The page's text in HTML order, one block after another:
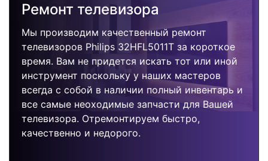
Ремонт телевизора
Мы производим качественный ремонт
телевизоров Philips 32HFL5011T за короткое
время. Вам не придется искать тот или иной
инструмент поскольку у наших мастеров
всегда с собой в наличии полный инвентарь и
все самые неоходимые запчасти для Вашей
телевизора. Отремонтируем быстро,
качественно и недорого.